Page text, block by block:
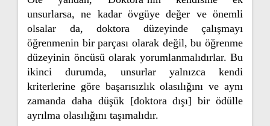
unsurlarsa, ne kadar övgüye değer ve önemli
olsalar da, doktora düzeyinde çalışmayı
öğrenmenin bir parçası olarak değil, bu öğrenme
düzeyinin öncüsü olarak yorumlanmalıdırlar. Bu
ikinci durumda, unsurlar yalnızca kendi
kriterlerine göre başarısızlık olasılığını ve aynı
zamanda daha düşük [doktora dışı] bir ödülle
ayrılma olasılığını taşımalıdır.